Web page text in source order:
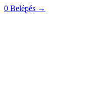
0 Belépés →